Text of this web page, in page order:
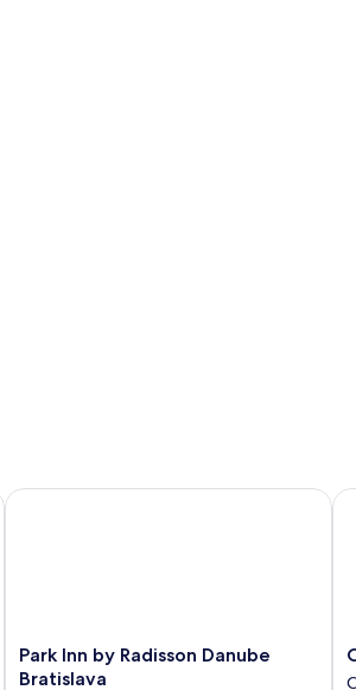
Park
Inn
Park Inn by Radisson Danube
Bratislava
Park Inn by Radisson Danube Bratislava